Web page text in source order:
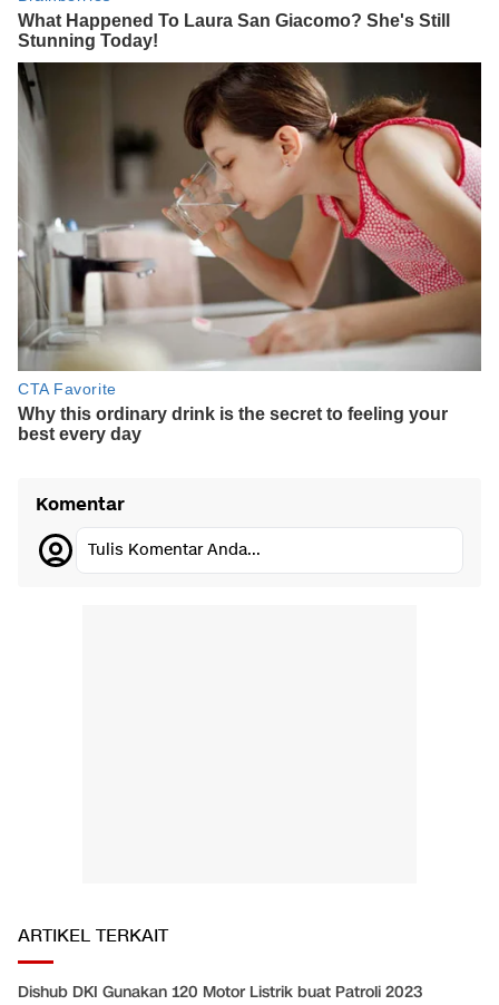
Komentar
Tulis Komentar Anda...
ARTIKEL TERKAIT
Dishub DKI Gunakan 120 Motor Listrik buat Patroli 2023